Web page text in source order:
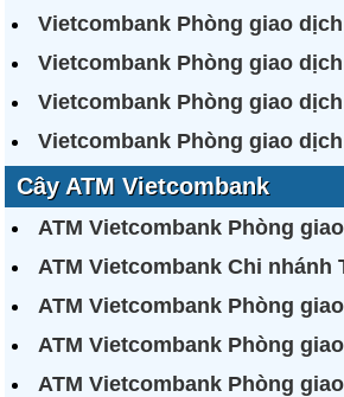
Vietcombank Phòng giao
Vietcombank Phòng giao
Vietcombank Phòng giao
Vietcombank Phòng giao
Cây ATM Vietcombank
ATM Vietcombank Phòng
ATM Vietcombank Chi nhánh
ATM Vietcombank Phòng
ATM Vietcombank Phòng
ATM Vietcombank Phòng